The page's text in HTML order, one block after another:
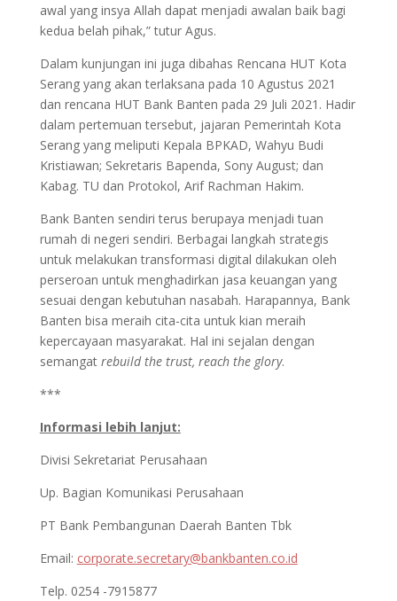
awal yang insya Allah dapat menjadi awalan baik bagi
kedua belah pihak,” tutur Agus.
Dalam kunjungan ini juga dibahas Rencana HUT Kota
Serang yang akan terlaksana pada 10 Agustus 2021
dan rencana HUT Bank Banten pada 29 Juli 2021. Hadir
dalam pertemuan tersebut, jajaran Pemerintah Kota
Serang yang meliputi Kepala BPKAD, Wahyu Budi
Kristiawan; Sekretaris Bapenda, Sony August; dan
Kabag. TU dan Protokol, Arif Rachman Hakim.
Bank Banten sendiri terus berupaya menjadi tuan
rumah di negeri sendiri. Berbagai langkah strategis
untuk melakukan transformasi digital dilakukan oleh
perseroan untuk menghadirkan jasa keuangan yang
sesuai dengan kebutuhan nasabah. Harapannya, Bank
Banten bisa meraih cita-cita untuk kian meraih
kepercayaan masyarakat. Hal ini sejalan dengan
semangat rebuild the trust, reach the glory.
***
Informasi lebih lanjut:
Divisi Sekretariat Perusahaan
Up. Bagian Komunikasi Perusahaan
PT Bank Pembangunan Daerah Banten Tbk
Email: corporate.secretary@bankbanten.co.id
Telp. 0254 -7915877